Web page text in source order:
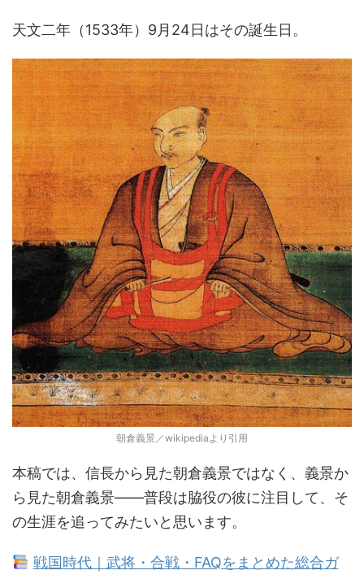
天文二年（1533年）9月24日はその誕生日。
朝倉義景／wikipediaより引用
本稿では、信長から見た朝倉義景ではなく、義景か
ら見た朝倉義景――普段は脇役の彼に注目して、そ
の生涯を追ってみたいと思います。
戦国時代｜武将・合戦・FAQをまとめた総合ガ